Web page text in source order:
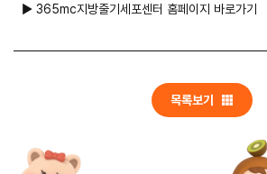
▶ 365mc지방줄기세포센터 홈페이지 바로가기
목록보기